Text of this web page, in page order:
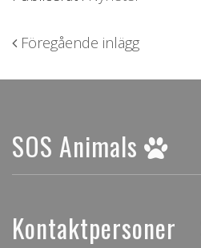
Inläggsnavigering
Föregående inlägg
SOS Animals
Kontaktpersoner